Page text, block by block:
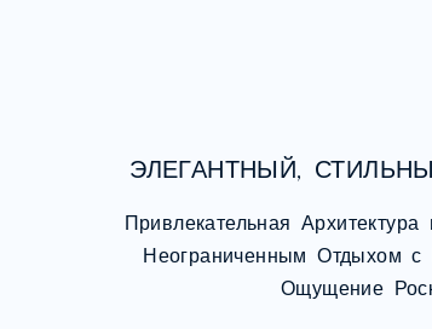
ЭЛЕГАНТНЫЙ,
Привлекательная
Неограниченным Отдыхом
Ощущение